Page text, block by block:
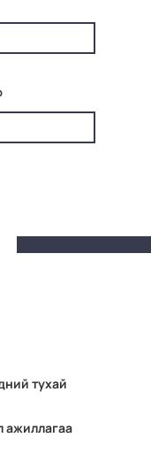
тухай
ажиллагаа